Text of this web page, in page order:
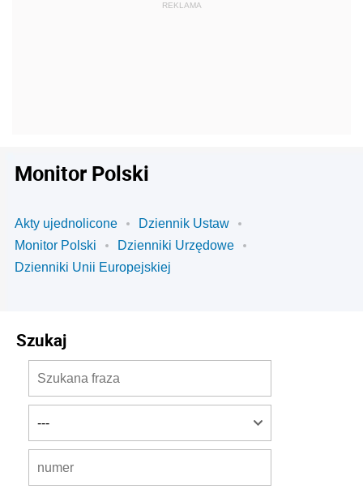
Monitor Polski
Akty ujednolicone
Dziennik Ustaw
Monitor Polski
Dzienniki Urzędowe
Dzienniki Unii Europejskiej
Szukaj